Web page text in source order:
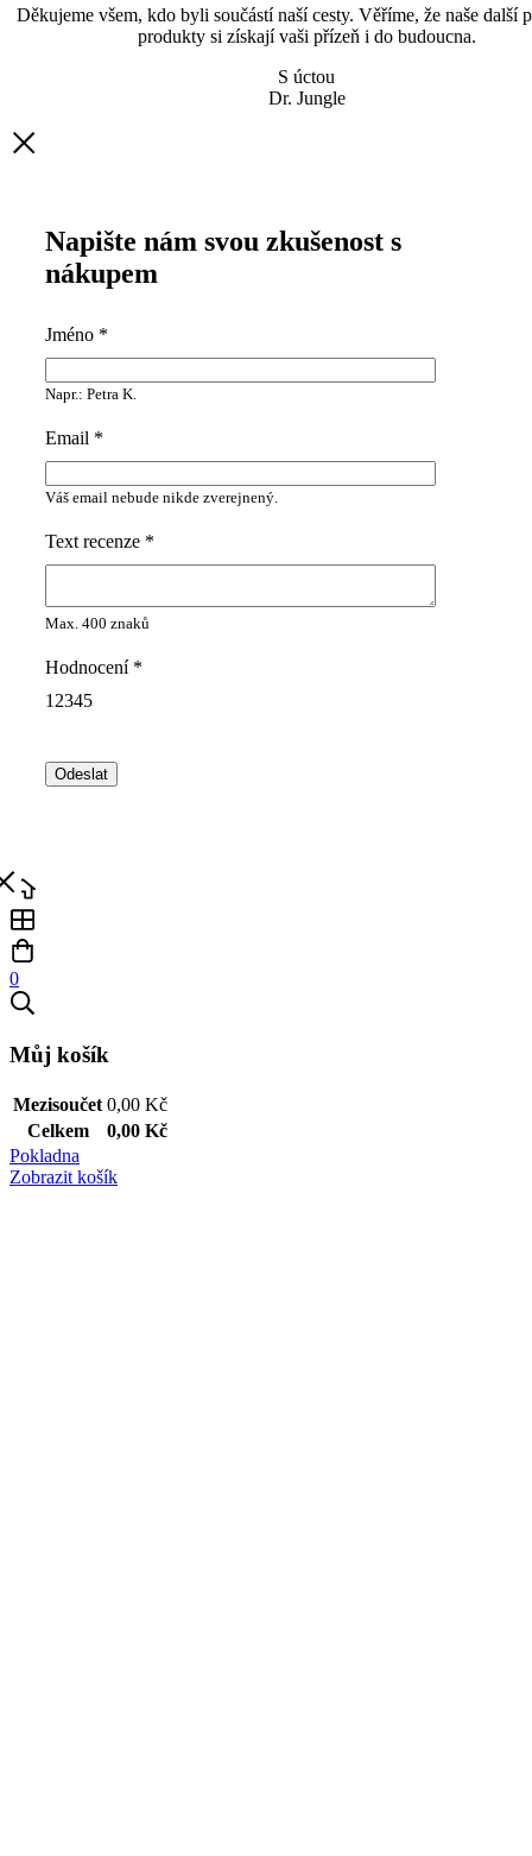
Děkujeme všem, kdo byli součástí naší cesty. Věříme, že naše další
produkty si získají vaši přízeň i do budoucna.
S úctou
Dr. Jungle
Napište nám svou zkušenost s
nákupem
Jméno *
Napr.: Petra K.
Email *
Váš email nebude nikde zverejnený.
Text recenze *
Max. 400 znaků
Hodnocení *
1 2345
Odeslat
0
Můj košík
Mezisoučet 0,00 Kč
Celkem
0,00 Kč
Pokladna
Zobrazit košík